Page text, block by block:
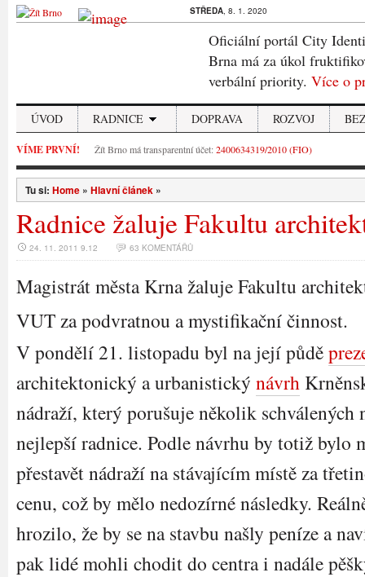
STŘEDA, 8. 1. 2020
Oficiální portál City
Brna má za úkol
verbální priority. Více o
ÚVOD RADNICE DOPRAVA ROZVOJ
VÍME PRVNÍ! Žít Brno má transparentní účet:2400634319/2010 (FIO)
Tu si: Home » Hlavní článek »
Radnice žaluje Fakultu
24. 11. 2011 9.12 63 KOMENTÁŘŮ
Magistrát města Krna žaluje Fakultu
VUT za podvratnou a mystifikační činnost.
V pondělí 21. listopadu byl na její půdě
architektonický a urbanistický návrh
nádraží, který porušuje několik schválených
nejlepší radnice. Podle návrhu by totiž bylo
přestavět nádraží na stávajícím místě za
cenu, což by mělo nedozírné následky.
hrozilo, že by se na stavbu našly peníze a
pak lidé mohli chodit do centra i nadále